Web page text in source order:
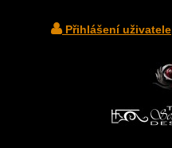
Přihlášení uživatele